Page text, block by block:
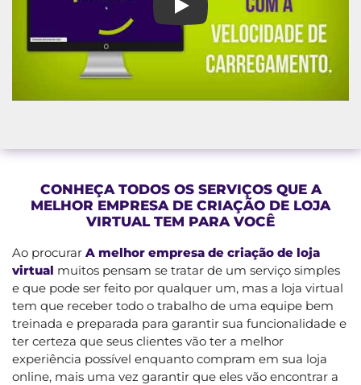
A melhor empresa de criação
CONHEÇA TODOS OS SERVIÇOS QUE A
MELHOR EMPRESA DE CRIAÇÃO DE LOJA
VIRTUAL TEM PARA VOCÊ
Ao procurar A melhor empresa de criação de loja
virtual muitos pensam se tratar de um serviço simples
e que pode ser feito por qualquer um, mas a loja virtual
tem que receber todo o trabalho de uma equipe bem
treinada e preparada para garantir sua funcionalidade e
ter certeza que seus clientes vão ter a melhor
experiência possível enquanto compram em sua loja
online, mais uma vez garantir que eles vão encontrar a